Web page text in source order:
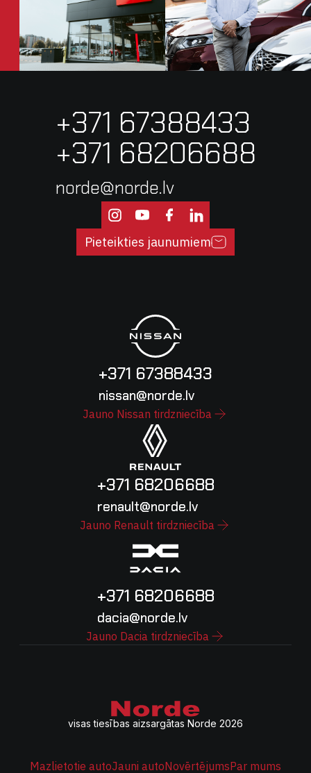
+371 67388433
+371 68206688
norde@norde.lv
Pieteikties jaunumiem
+371 67388433
nissan@norde.lv
Jauno Nissan tirdzniecība
+371 68206688
renault@norde.lv
Jauno Renault tirdzniecība
+371 68206688
dacia@norde.lv
Jauno Dacia tirdzniecība
visas tiesības aizsargātas Norde 2026
Mazlietotie autoJauni autoNovērtējumsPar mums